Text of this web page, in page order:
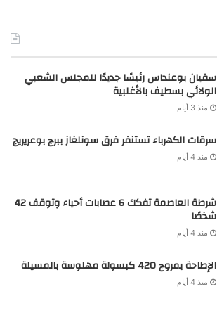
سفيان بوعنداس رئيسًا جديدًا للمجلس الشعبي
الولائي بسطيف بالأغلبية
منذ 3 أيام
سرقات الكهرباء تستنفر فرق سونلغاز ببرج بوعريريج
منذ 4 أيام
شرطة العاصمة تفكك 6 عصابات أحياء وتوقف 42
شخصًا
منذ 4 أيام
الإطاحة بمروج 420 كبسولة مهلوسة بالمسيلة
منذ 4 أيام